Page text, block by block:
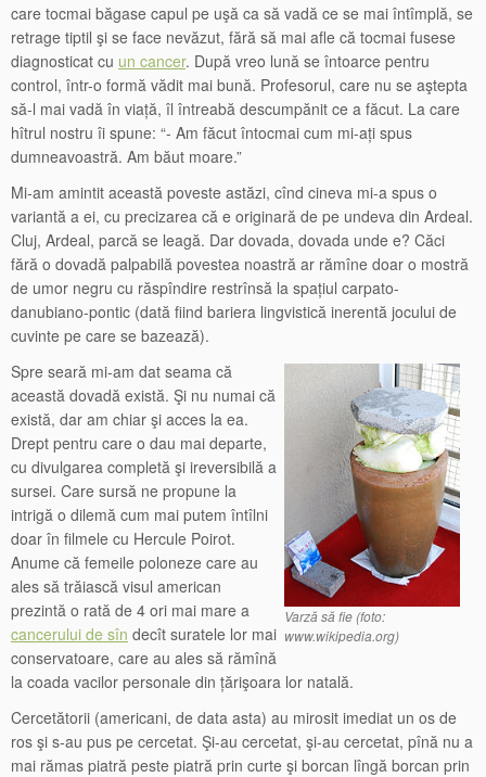
care tocmai băgase capul pe uşă ca să vadă ce se mai întîmplă, se
retrage tiptil şi se face nevăzut, fără să mai afle că tocmai fusese
diagnosticat cu un cancer. După vreo lună se întoarce pentru
control, într-o formă vădit mai bună. Profesorul, care nu se aştepta
să-l mai vadă în viață, îl întreabă descumpănit ce a făcut. La care
hîtrul nostru îi spune: “- Am făcut întocmai cum mi-ați spus
dumneavoastră. Am băut moare.”
Mi-am amintit această poveste astăzi, cînd cineva mi-a spus o
variantă a ei, cu precizarea că e originară de pe undeva din Ardeal.
Cluj, Ardeal, parcă se leagă. Dar dovada, dovada unde e? Căci
fără o dovadă palpabilă povestea noastră ar rămîne doar o mostră
de umor negru cu răspîndire restrînsă la spațiul carpato-
danubiano-pontic (dată fiind bariera lingvistică inerentă jocului de
cuvinte pe care se bazează).
Varză să fie (foto:
www.wikipedia.org)
Spre seară mi-am dat seama că
această dovadă există. Şi nu numai că
există, dar am chiar şi acces la ea.
Drept pentru care o dau mai departe,
cu divulgarea completă şi ireversibilă a
sursei. Care sursă ne propune la
intrigă o dilemă cum mai putem întîlni
doar în filmele cu Hercule Poirot.
Anume că femeile poloneze care au
ales să trăiască visul american
prezintă o rată de 4 ori mai mare a
cancerului de sîn decît suratele lor mai
conservatoare, care au ales să rămînă
la coada vacilor personale din țărişoara lor natală.
Cercetătorii (americani, de data asta) au mirosit imediat un os de
ros şi s-au pus pe cercetat. Şi-au cercetat, şi-au cercetat, pînă nu a
mai rămas piatră peste piatră prin curte şi borcan lîngă borcan prin